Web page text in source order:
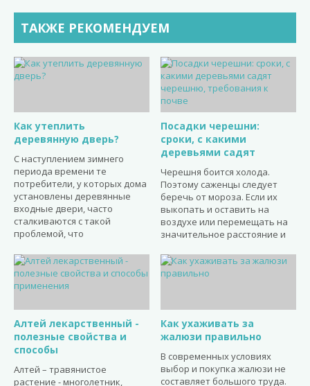
ТАКЖЕ РЕКОМЕНДУЕМ
Как утеплить
деревянную дверь?
С наступлением зимнего
периода времени те
потребители, у которых дома
установлены деревянные
входные двери, часто
сталкиваются с такой
проблемой, что
Посадки черешни:
сроки, с какими
деревьями садят
Черешня боится холода.
Поэтому саженцы следует
беречь от мороза. Если их
выкопать и оставить на
воздухе или перемещать на
значительное расстояние и
Алтей лекарственный -
полезные свойства и
способы
Алтей – травянистое
растение - многолетник,
Как ухаживать за
жалюзи правильно
В современных условиях
выбор и покупка жалюзи не
составляет большого труда.